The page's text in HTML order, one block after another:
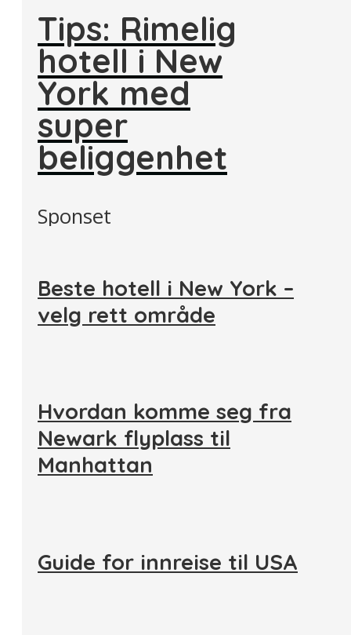
Tips: Rimelig
hotell i New
York med
super
beliggenhet
Sponset
Beste hotell i New York –
velg rett område
Hvordan komme seg fra
Newark flyplass til
Manhattan
Guide for innreise til USA